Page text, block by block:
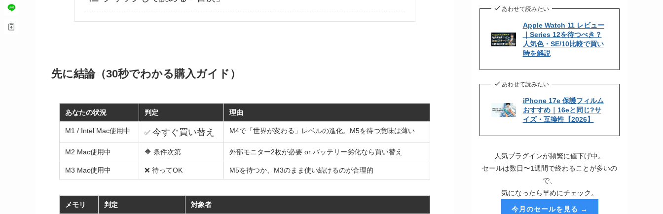
先に結論（30秒でわかる購入ガイド）
あなたの状況 判定 理由
M1 / Intel Mac使用中 ✅ 今すぐ買い替え M4で「世界が変わる」レベルの進化。M5を待つ意味は薄い
M2 Mac使用中 🔶 条件次第 外部モニター2枚が必要 or バッテリー劣化なら買い替え
M3 Mac使用中 ❌ 待ってOK M5を待つか、M3のまま使い続けるのが合理的
メモリ 判定 対象者
あわせて読みたい
Apple Watch 11 レビュー
｜Series 12を待つべき？
人気色・SE/10比較で買い
時を解説
あわせて読みたい
iPhone 17e 保護フィルム
おすすめ｜16eと同じ?サ
イズ・互換性【2026】
人気プラグインが頻繁に値下げ中。
セールは数日〜1週間で終わることが多いの
で、
気になったら早めにチェック。
今月のセールを見る →